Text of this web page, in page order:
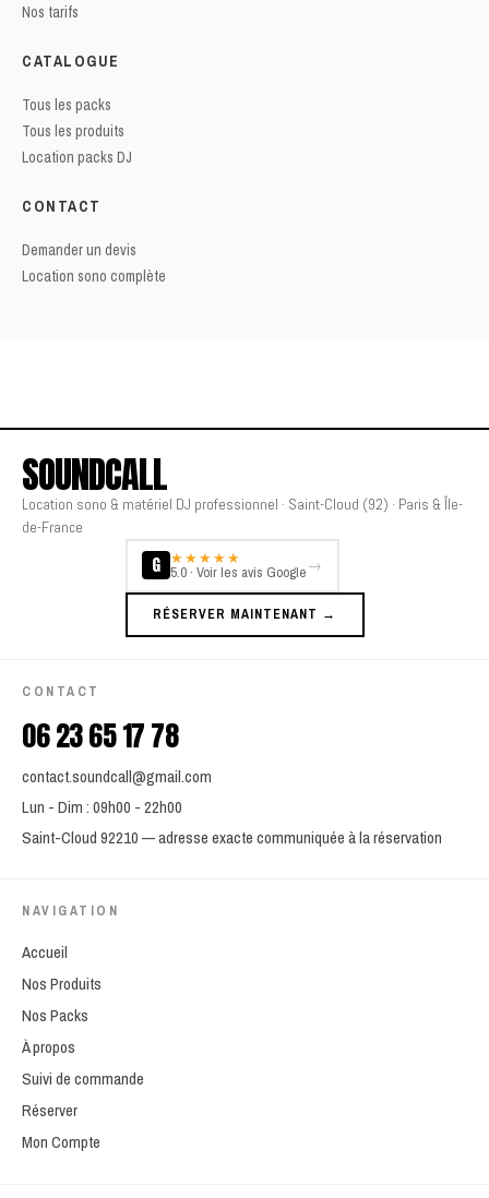
Nos tarifs
CATALOGUE
Tous les packs
Tous les produits
Location packs DJ
CONTACT
Demander un devis
Location sono complète
SOUNDCALL
Location sono & matériel DJ professionnel · Saint-Cloud (92) · Paris & Île-
de-France
G ★★★★★
5.0 · Voir les avis Google→
RÉSERVER MAINTENANT →
CONTACT
06 23 65 17 78
contact.soundcall@gmail.com
Lun - Dim : 09h00 - 22h00
Saint-Cloud 92210 — adresse exacte communiquée à la réservation
NAVIGATION
Accueil
Nos Produits
Nos Packs
À propos
Suivi de commande
Réserver
Mon Compte